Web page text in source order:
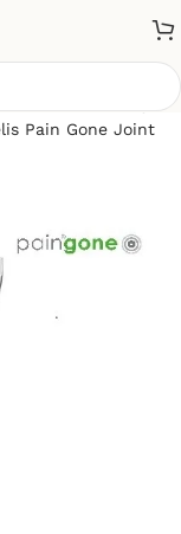
Pain Gone Joint